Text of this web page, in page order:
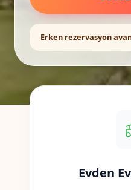
Erken rezervasyon
Evden